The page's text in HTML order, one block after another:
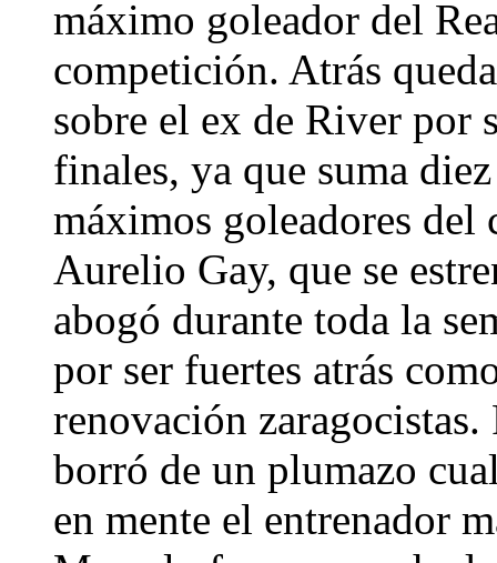
máximo goleador del
competición. Atrás
sobre el ex de River por
finales, ya que suma
máximos goleadores del
Aurelio Gay, que se
abogó durante toda la
por ser fuertes atrás
renovación
borró de un plumazo
en mente el entrenador